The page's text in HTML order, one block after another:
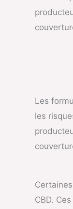
Les
les
CBD.